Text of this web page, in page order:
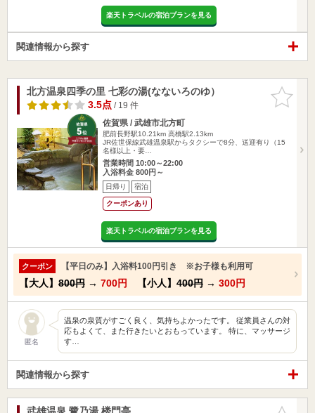
楽天トラベルの宿泊プランを見る
関連情報から探す
お気に入
りに追加
北方温泉四季の里 七彩の湯(なないろのゆ）
3.5点/ 19 件
佐賀県 / 武雄市北方町
肥前長野駅10.21km 高橋駅2.13km
JR佐世保線武雄温泉駅からタクシーで8分、送迎有り（15
名様以上・要…
営業時間 10:00～22:00
入浴料金 800円～
日帰り 宿泊
クーポンあり
楽天トラベルの宿泊プランを見る
クーポン 【平日のみ】入浴料100円引き ※お子様も利用可
【大人】 800円 → 700円 【小人】 400円 → 300円
匿名
温泉の泉質がすごく良く、気持ちよかったです。 従業員さんの対
応もよくて、また行きたいとおもっています。 特に、マッサージ
す…
関連情報から探す
お気に入
武雄温泉 鷺乃湯 楼門亭